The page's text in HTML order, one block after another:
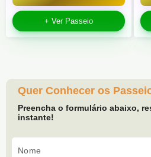
+ Ver Passeio
Quer Conhecer os
Preencha o formulário abaixo,
instante!
Nome